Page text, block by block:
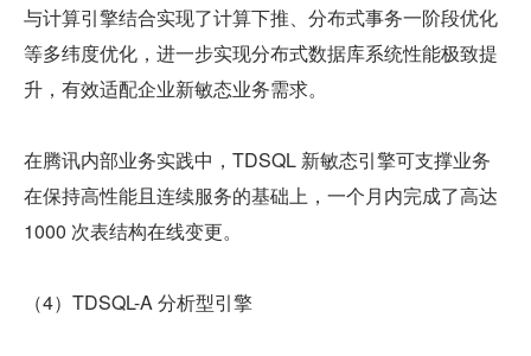
与计算引擎结合实现了计算下推、分布式事务一阶段优化
等多纬度优化，进一步实现分布式数据库系统性能极致提
升，有效适配企业新敏态业务需求。
在腾讯内部业务实践中，TDSQL 新敏态引擎可支撑业务
在保持高性能且连续服务的基础上，一个月内完成了高达
1000 次表结构在线变更。
（4）TDSQL-A 分析型引擎